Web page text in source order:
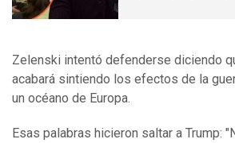
Zelenski intentó defenderse diciendo
acabará sintiendo los efectos de la
un océano de Europa.
Esas palabras hicieron saltar a Trump: